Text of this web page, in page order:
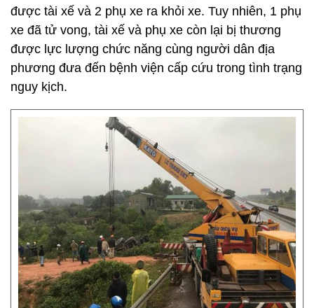
được tài xế và 2 phụ xe ra khỏi xe. Tuy nhiên, 1 phụ
xe đã tử vong, tài xế và phụ xe còn lại bị thương
được lực lượng chức năng cùng người dân địa
phương đưa đến bệnh viện cấp cứu trong tình trạng
nguy kịch.